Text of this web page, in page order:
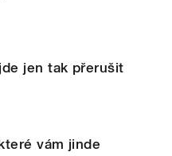
jen tak přerušit
vám jinde